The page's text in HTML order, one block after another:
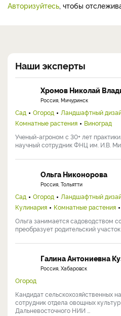
Авторизуйтесь, чтобы
Наши эксперты
Хромов Николай
Россия, Мичуринск
Сад Огород Ландшафтный
Комнатные растения
Виноград
Ученый-агроном с 30+ лет
научный сотрудник ФНЦ им. И.В.
Ольга Никонорова
Россия, Тольятти
Сад Огород Ландшафтный
Кулинария
Комнатные растения
Ольга занимается садоводством
преобразует родительский участок
Галина Антониевна
Россия, Хабаровск
Огород
Кандидат сельскохозяйственных
сотрудник отдела овощных
Дальневосточного НИИ ...